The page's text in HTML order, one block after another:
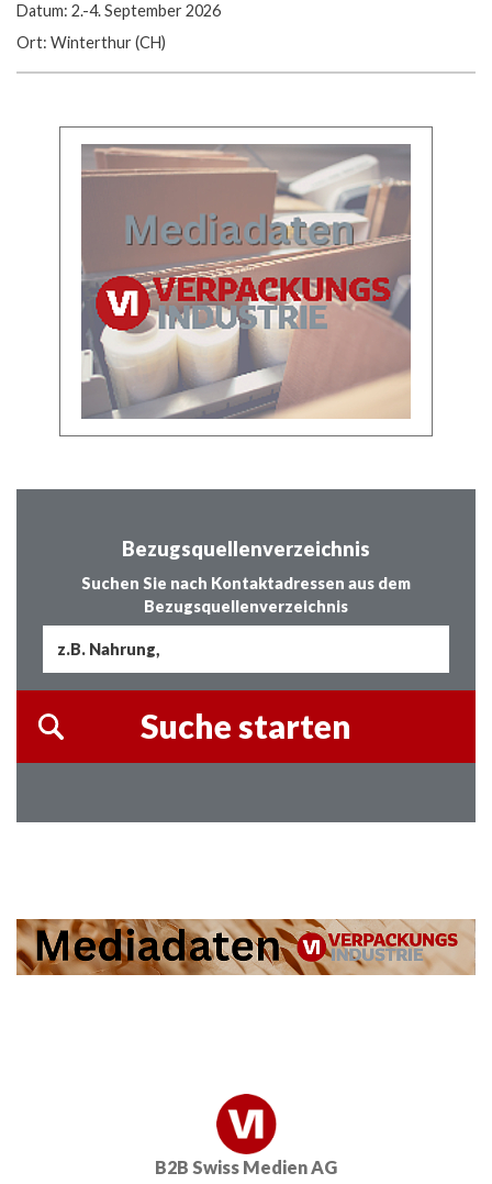
Datum: 2.-4. September 2026
Ort: Winterthur (CH)
Bezugsquellenverzeichnis
Suchen Sie nach Kontaktadressen aus dem
Bezugsquellenverzeichnis
B2B Swiss Medien AG